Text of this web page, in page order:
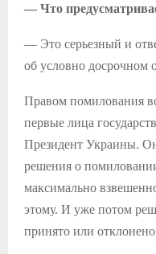
— Что
— Это серьезный и
об условно досрочном
Правом помилования
первые лица
Президент Украины.
решения о
максимально
этому. И уже потом
принято или